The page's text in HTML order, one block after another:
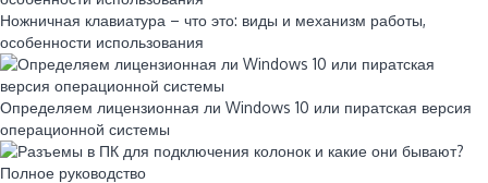
Ножничная клавиатура – что это: виды и механизм работы,
особенности использования
Определяем лицензионная ли Windows 10 или пиратская версия
операционной системы